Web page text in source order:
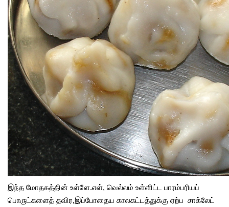
இந்த மோதகத்தின் உள்ளே.எள், வெல்லம் உள்ளிட்ட பாரம்பரியப்
பொருட்களைத் தவிர,இப்போதைய காலகட்டத்துக்கு ஏற்ப சாக்லேட்